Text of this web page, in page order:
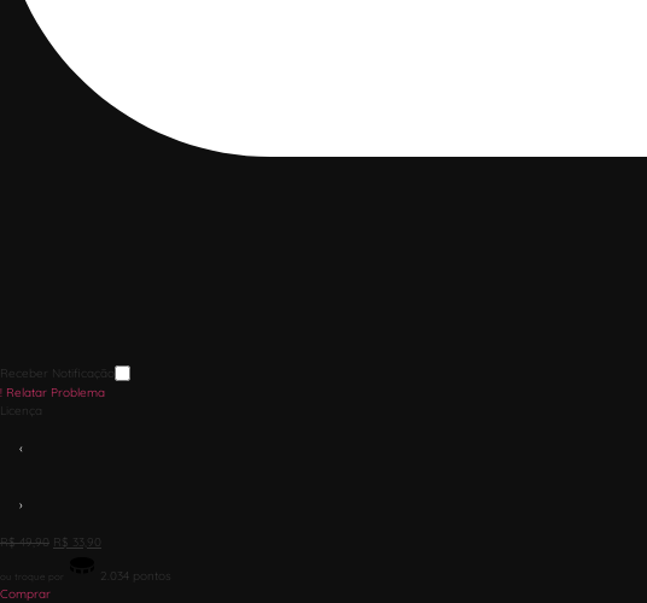
Receber Notificação
! Relatar Problema
Licença
‹
›
R$49,90 R$ 33,90
ou troque por 2.034 pontos
Comprar